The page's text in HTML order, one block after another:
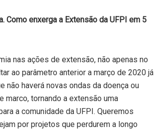
Como enxerga a Extensão da UFPI em 5
nas ações de extensão, não apenas no
ao parâmetro anterior a março de 2020 já
não haverá novas ondas da doença ou
tornando a extensão uma
a comunidade da UFPI. Queremos
por projetos que perdurem a longo